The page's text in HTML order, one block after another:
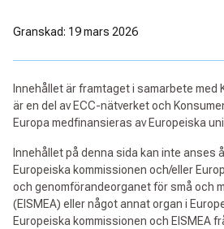
Granskad: 19 mars 2026
Innehållet är framtaget i samarbete med
är en del av ECC-nätverket och
Europa medfinansieras av Europeiska
Innehållet på denna sida kan inte anses
Europeiska kommissionen och/eller
och genomförandeorganet för små och
(EISMEA) eller något annat organ i
Europeiska kommissionen och EISMEA